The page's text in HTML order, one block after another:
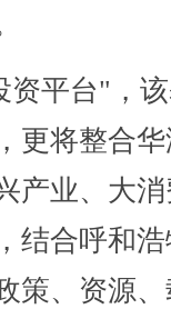
平台"，该
更将整合
产业、大
结合呼和
策、资源